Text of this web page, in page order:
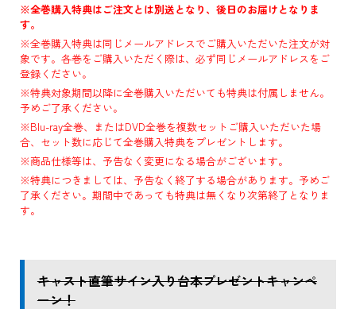
※全巻購入特典はご注文とは別送となり、後日のお届けとなりま
す。
※全巻購入特典は同じメールアドレスでご購入いただいた注文が対
象です。各巻をご購入いただく際は、必ず同じメールアドレスをご
登録ください。
※特典対象期間以降に全巻購入いただいても特典は付属しません。
予めご了承ください。
※Blu-ray全巻、またはDVD全巻を複数セットご購入いただいた場
合、セット数に応じて全巻購入特典をプレゼントします。
※商品仕様等は、予告なく変更になる場合がございます。
※特典につきましては、予告なく終了する場合があります。予めご
了承ください。期間中であっても特典は無くなり次第終了となりま
す。
キャスト直筆サイン入り台本プレゼントキャンペ
ーン！